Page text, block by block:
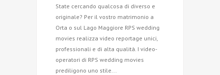
State cercando qualcosa di diverso e
originale? Per il vostro matrimonio a
Orta o sul Lago Maggiore RPS wedding
movies realizza video reportage unici,
professionali e di alta qualità. I video-
operatori di RPS wedding movies
prediligono uno stile...